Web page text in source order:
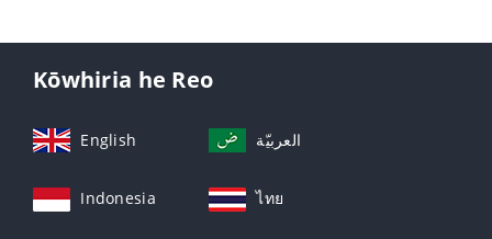
Kōwhiria he Reo
English العربيّة
Indonesia ไทย